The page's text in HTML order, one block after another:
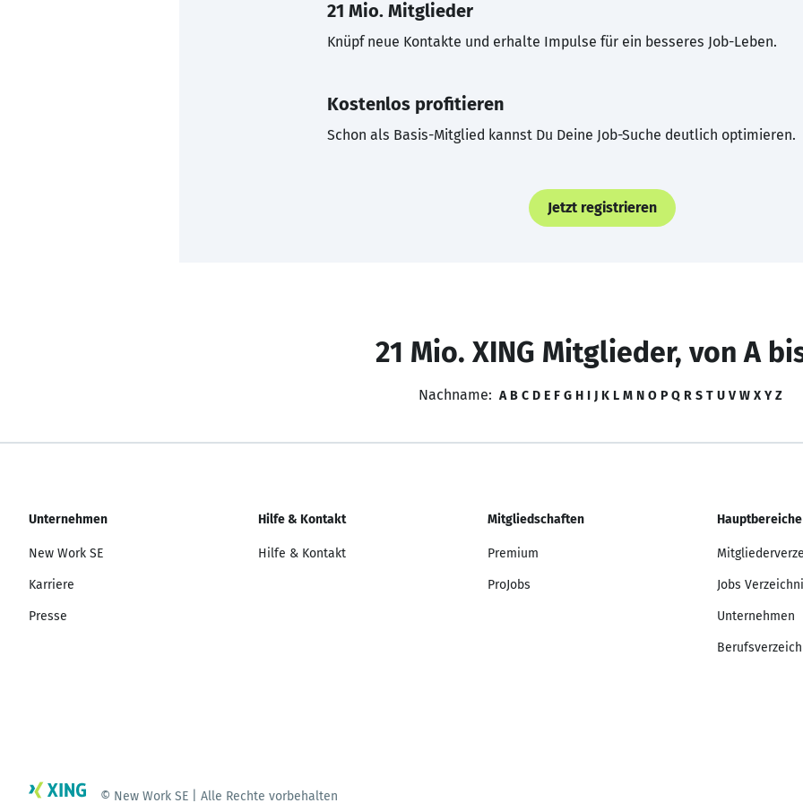
21 Mio. Mitglieder
Knüpf neue Kontakte und erhalte Impulse für ein besseres Job-Leben.
Kostenlos profitieren
Schon als Basis-Mitglied kannst Du Deine Job-Suche deutlich optimieren.
Jetzt registrieren
21 Mio. XING Mitglieder, von A
Nachname: A B C D E F G H I J K L M N O P Q R S T U V W X Y Z
Unternehmen
New Work SE
Karriere
Presse
Hilfe & Kontakt
Hilfe & Kontakt
Mitgliedschaften
Premium
ProJobs
Hauptbereiche
Jobs
Unternehmen
© New Work SE | Alle Rechte vorbehalten